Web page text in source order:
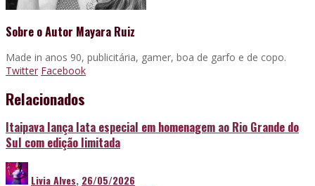
Sobre o Autor Mayara Ruiz
Made in anos 90, publicitária, gamer, boa de garfo e de copo.
Twitter Facebook
Relacionados
Itaipava lança lata especial em homenagem ao Rio Grande do
Sul com edição limitada
Livia Alves, 26/05/2026